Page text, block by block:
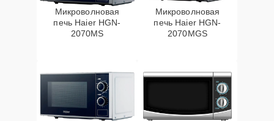
Микроволновая
печь Haier HGN-
2070MS
Микроволновая
печь Haier HGN-
2070MGS